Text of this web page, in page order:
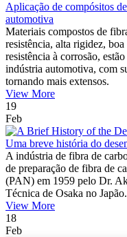
Aplicação de compósitos
automotiva
Materiais compostos de
resistência, alta rigidez,
resistência à corrosão,
indústria automotiva, com
tornando mais extensos.
View More
19
Feb
Uma breve história do
A indústria de fibra de
de preparação de fibra de
(PAN) em 1959 pelo Dr.
Técnica de Osaka no Japão.
View More
18
Feb